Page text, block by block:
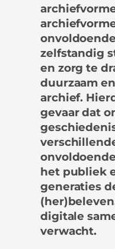
zelfstandig
en zorg te
duurzaam
archief.
gevaar dat
het publiek
generaties
digitale
verwacht.